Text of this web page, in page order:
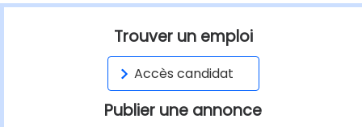
Trouver un emploi
Accès candidat
Publier une annonce